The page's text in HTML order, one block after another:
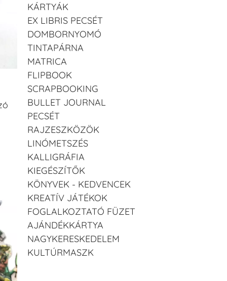
KÁRTYÁK
EX LIBRIS PECSÉT
DOMBORNYOMÓ
TINTAPÁRNA
MATRICA
FLIPBOOK
SCRAPBOOKING
BULLET JOURNAL
PECSÉT
RAJZESZKÖZÖK
LINÓMETSZÉS
KALLIGRÁFIA
KIEGÉSZÍTŐK
KÖNYVEK - KEDVENCEK
KREATÍV JÁTÉKOK
FOGLALKOZTATÓ FÜZET
AJÁNDÉKKÁRTYA
NAGYKERESKEDELEM
KULTÚRMASZK